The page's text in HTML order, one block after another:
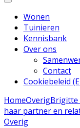
Huizen en
Inspiratie voor
Wonen
Tuinieren
Kennisbank
Over ons
Contact
Cookiebeleid
HomeOverigBrigitte
haar partner en
Overig